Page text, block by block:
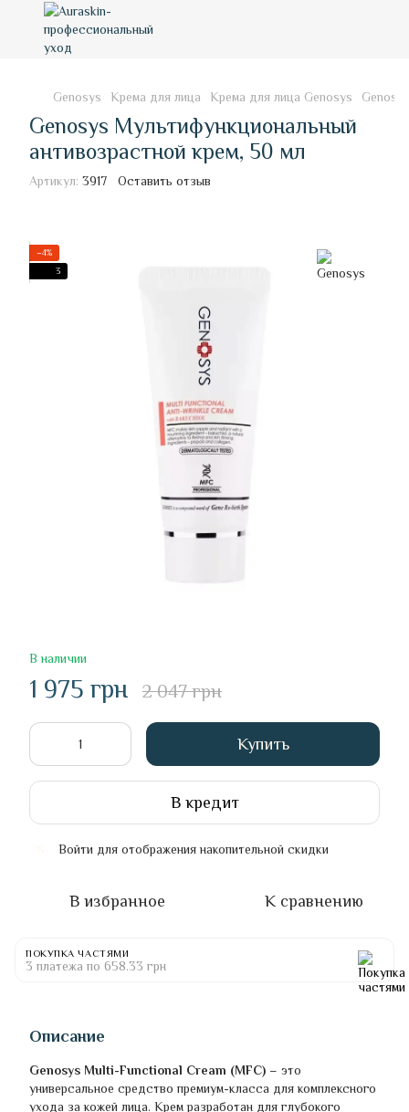
Genosys Крема для лица Крема для лица Genosys
Genosys Мультифункциональный
антивозрастной крем, 50 мл
Артикул: 3917 Оставить отзыв
−4%
3
В наличии
1 975 грн 2 047 грн
Купить
В кредит
Войти для отображения накопительной скидки
В избранное К сравнению
ПОКУПКА ЧАСТЯМИ
3 платежа по 658.33 грн
Описание
Genosys Multi-Functional Cream (MFC) – это
универсальное средство премиум-класса для комплексного
ухода за кожей лица. Крем разработан для глубокого